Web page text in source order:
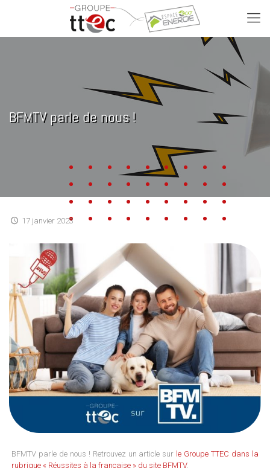
BFMTV parle de nous !
17 janvier 2023
BFMTV parle de nous ! Retrouvez un article sur le Groupe TTEC dans la
rubrique « Réussites à la française » du site BFMTV.